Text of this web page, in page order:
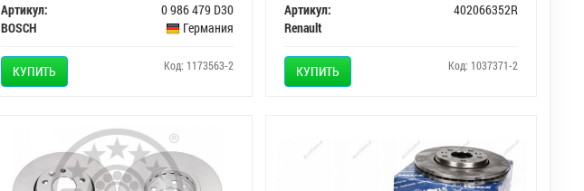
Артикул:
0 986 479 D30
BOSCH
Германия
КУПИТЬ Код: 1173563-2
Артикул:
402066352R
Renault
КУПИТЬ Код: 1037371-2